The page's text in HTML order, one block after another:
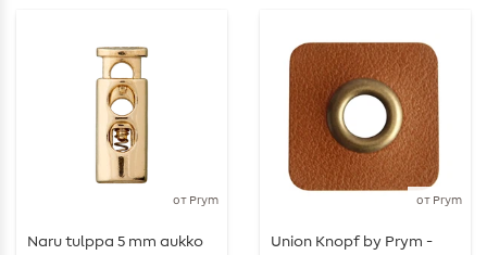
от Prym
Naru tulppa 5 mm aukko
от Prym
Union Knopf by Prym -